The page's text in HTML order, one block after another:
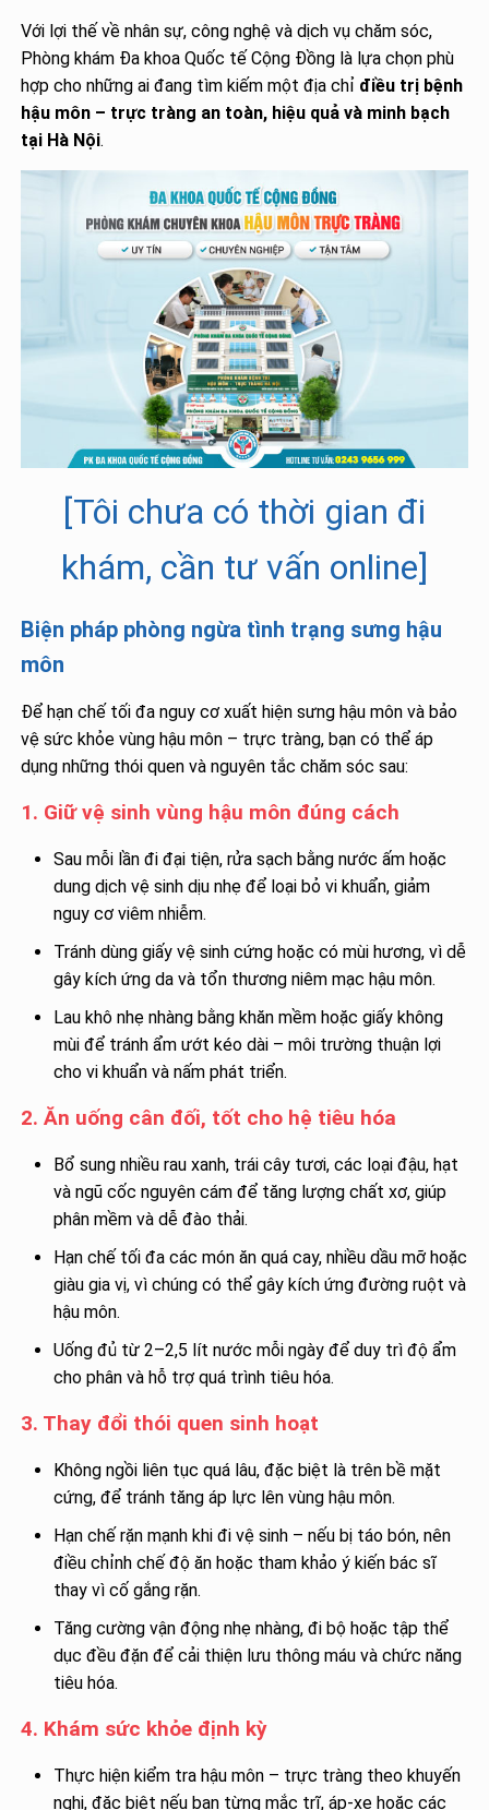
Với lợi thế về nhân sự, công nghệ và dịch vụ chăm sóc,
Phòng khám Đa khoa Quốc tế Cộng Đồng là lựa chọn phù
hợp cho những ai đang tìm kiếm một địa chỉ điều trị bệnh
hậu môn – trực tràng an toàn, hiệu quả và minh bạch
tại Hà Nội.
[Tôi chưa có thời gian đi
khám, cần tư vấn online]
Biện pháp phòng ngừa tình trạng sưng hậu
môn
Để hạn chế tối đa nguy cơ xuất hiện sưng hậu môn và bảo
vệ sức khỏe vùng hậu môn – trực tràng, bạn có thể áp
dụng những thói quen và nguyên tắc chăm sóc sau:
1. Giữ vệ sinh vùng hậu môn đúng cách
Sau mỗi lần đi đại tiện, rửa sạch bằng nước ấm hoặc
dung dịch vệ sinh dịu nhẹ để loại bỏ vi khuẩn, giảm
nguy cơ viêm nhiễm.
Tránh dùng giấy vệ sinh cứng hoặc có mùi hương, vì dễ
gây kích ứng da và tổn thương niêm mạc hậu môn.
Lau khô nhẹ nhàng bằng khăn mềm hoặc giấy không
mùi để tránh ẩm ướt kéo dài – môi trường thuận lợi
cho vi khuẩn và nấm phát triển.
2. Ăn uống cân đối, tốt cho hệ tiêu hóa
Bổ sung nhiều rau xanh, trái cây tươi, các loại đậu, hạt
và ngũ cốc nguyên cám để tăng lượng chất xơ, giúp
phân mềm và dễ đào thải.
Hạn chế tối đa các món ăn quá cay, nhiều dầu mỡ hoặc
giàu gia vị, vì chúng có thể gây kích ứng đường ruột và
hậu môn.
Uống đủ từ 2–2,5 lít nước mỗi ngày để duy trì độ ẩm
cho phân và hỗ trợ quá trình tiêu hóa.
3. Thay đổi thói quen sinh hoạt
Không ngồi liên tục quá lâu, đặc biệt là trên bề mặt
cứng, để tránh tăng áp lực lên vùng hậu môn.
Hạn chế rặn mạnh khi đi vệ sinh – nếu bị táo bón, nên
điều chỉnh chế độ ăn hoặc tham khảo ý kiến bác sĩ
thay vì cố gắng rặn.
Tăng cường vận động nhẹ nhàng, đi bộ hoặc tập thể
dục đều đặn để cải thiện lưu thông máu và chức năng
tiêu hóa.
4. Khám sức khỏe định kỳ
Thực hiện kiểm tra hậu môn – trực tràng theo khuyến
nghị, đặc biệt nếu bạn từng mắc trĩ, áp-xe hoặc các